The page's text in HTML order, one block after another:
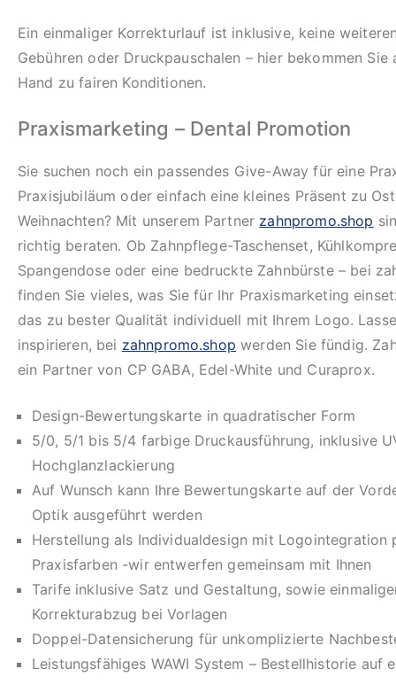
Ein einmaliger Korrekturlauf ist inklusive, keine
Gebühren oder Druckpauschalen – hier bekommen Sie
Hand zu fairen Konditionen.
Praxismarketing – Dental Promotion
Sie suchen noch ein passendes Give-Away für eine
Praxisjubiläum oder einfach eine kleines Präsent zu
Weihnachten? Mit unserem Partner zahnpromo.shop
richtig beraten. Ob Zahnpflege-Taschenset,
Spangendose oder eine bedruckte Zahnbürste – bei
finden Sie vieles, was Sie für Ihr Praxismarketing
das zu bester Qualität individuell mit Ihrem Logo.
inspirieren, bei zahnpromo.shop werden Sie fündig.
ein Partner von CP GABA, Edel-White und Curaprox.
Design-Bewertungskarte in quadratischer Form
5/0, 5/1 bis 5/4 farbige Druckausführung, inklusive
Hochglanzlackierung
Auf Wunsch kann Ihre Bewertungskarte auf der
Optik ausgeführt werden
Herstellung als Individualdesign mit Logointegration
Praxisfarben -wir entwerfen gemeinsam mit Ihnen
Tarife inklusive Satz und Gestaltung, sowie
Korrekturabzug bei Vorlagen
Doppel-Datensicherung für unkomplizierte
Leistungsfähiges WAWI System – Bestellhistorie auf